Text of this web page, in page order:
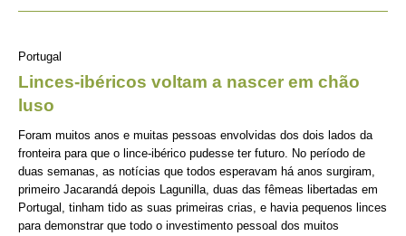
Portugal
Linces-ibéricos voltam a nascer em chão
luso
Foram muitos anos e muitas pessoas envolvidas dos dois lados da
fronteira para que o lince-ibérico pudesse ter futuro. No período de
duas semanas, as notícias que todos esperavam há anos surgiram,
primeiro Jacarandá depois Lagunilla, duas das fêmeas libertadas em
Portugal, tinham tido as suas primeiras crias, e havia pequenos linces
para demonstrar que todo o investimento pessoal dos muitos